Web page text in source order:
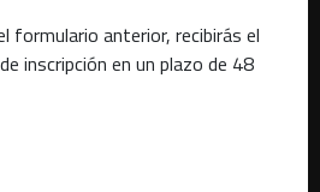
formulario anterior, recibirás el
inscripción en un plazo de 48